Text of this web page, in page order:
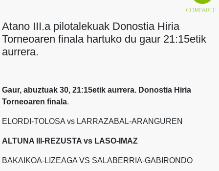
Atano III.a pilotalekuak Donostia Hiria
Torneoaren finala hartuko du gaur 21:15etik
aurrera.
Gaur, abuztuak 30, 21:15etik aurrera. Donostia Hiria
Torneoaren finala.
ELORDI-TOLOSA vs LARRAZABAL-ARANGUREN
ALTUNA III-REZUSTA vs LASO-IMAZ
BAKAIKOA-LIZEAGA VS SALABERRIA-GABIRONDO